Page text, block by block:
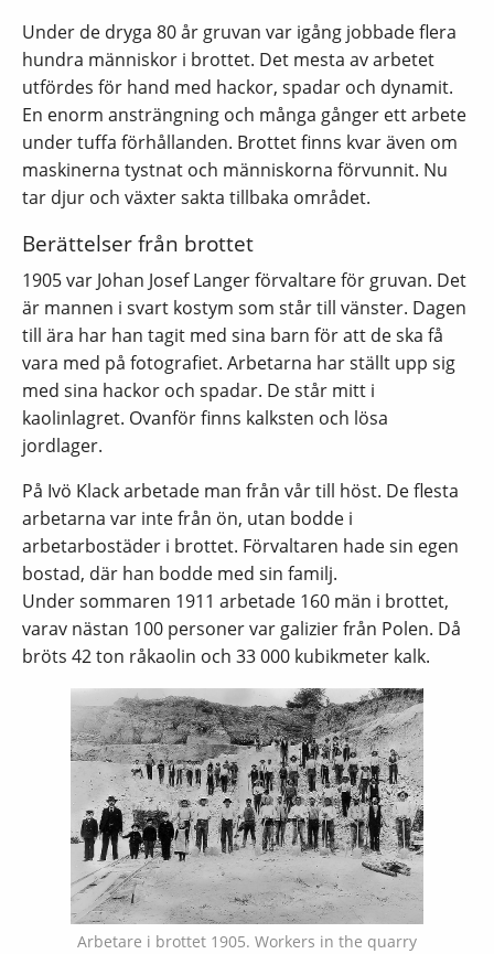
Under de dryga 80 år gruvan var igång jobbade flera
hundra människor i brottet. Det mesta av arbetet
utfördes för hand med hackor, spadar och dynamit.
En enorm ansträngning och många gånger ett arbete
under tuffa förhållanden. Brottet finns kvar även om
maskinerna tystnat och människorna förvunnit. Nu
tar djur och växter sakta tillbaka området.
Berättelser från brottet
1905 var Johan Josef Langer förvaltare för gruvan. Det
är mannen i svart kostym som står till vänster. Dagen
till ära har han tagit med sina barn för att de ska få
vara med på fotografiet. Arbetarna har ställt upp sig
med sina hackor och spadar. De står mitt i
kaolinlagret. Ovanför finns kalksten och lösa
jordlager.
På Ivö Klack arbetade man från vår till höst. De flesta
arbetarna var inte från ön, utan bodde i
arbetarbostäder i brottet. Förvaltaren hade sin egen
bostad, där han bodde med sin familj.
Under sommaren 1911 arbetade 160 män i brottet,
varav nästan 100 personer var galizier från Polen. Då
bröts 42 ton råkaolin och 33 000 kubikmeter kalk.
Arbetare i brottet 1905. Workers in the quarry